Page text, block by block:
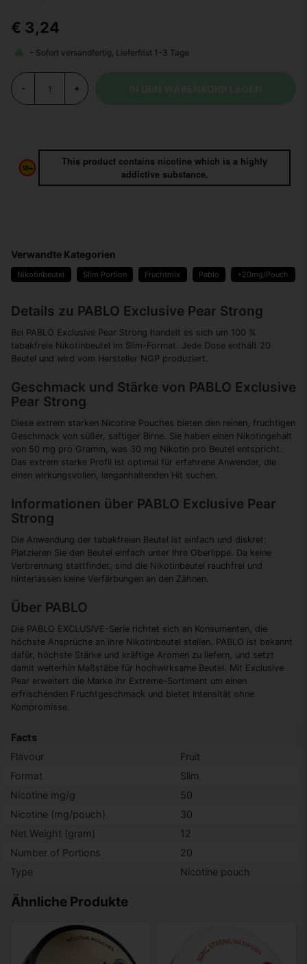
€ 3,24
- +
This product contains nicotine which is a highly
addictive substance.
Ähnliche Produkte
Verwandte Kategorien
Nikotinbeutel Slim Portion Fruchtmix Pablo +20mg/Pouch
Details zu PABLO Exclusive Pear Strong
Bei PABLO Exclusive Pear Strong handelt es sich um 100 %
tabakfreie Nikotinbeutel im Slim-Format. Jede Dose enthält 20
Beutel und wird vom Hersteller NGP produziert.
Geschmack und Stärke von PABLO Exclusive
Pear Strong
Diese extrem starken Nicotine Pouches bieten den reinen, fruchtigen
Geschmack von süßer, saftiger Birne. Sie haben einen Nikotingehalt
von 50 mg pro Gramm, was 30 mg Nikotin pro Beutel entspricht.
Das extrem starke Profil ist optimal für erfahrene Anwender, die
einen wirkungsvollen, langanhaltenden Hit suchen.
Informationen über PABLO Exclusive Pear
Strong
Die Anwendung der tabakfreien Beutel ist einfach und diskret:
Platzieren Sie den Beutel einfach unter Ihre Oberlippe. Da keine
Verbrennung stattfindet, sind die Nikotinbeutel rauchfrei und
hinterlassen keine Verfärbungen an den Zähnen.
Über PABLO
Die PABLO EXCLUSIVE-Serie richtet sich an Konsumenten, die
höchste Ansprüche an ihre Nikotinbeutel stellen. PABLO ist bekannt
dafür, höchste Stärke und kräftige Aromen zu liefern, und setzt
damit weiterhin Maßstäbe für hochwirksame Beutel. Mit Exclusive
Pear erweitert die Marke ihr Extreme-Sortiment um einen
erfrischenden Fruchtgeschmack und bietet Intensität ohne
Kompromisse.
Facts
Flavour
Fruit
Format
Slim
Nicotine mg/g
50
Nicotine (mg/pouch)
30
Net Weight (gram)
12
Number of Portions
20
Type
Nicotine pouch